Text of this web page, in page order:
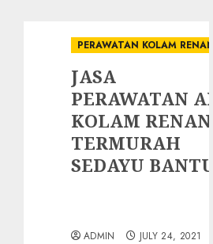
PERAWATAN KOLAM
JASA
PERAWATAN
KOLAM RENANG
TERMURAH
SEDAYU
ADMIN JULY 24, 2021